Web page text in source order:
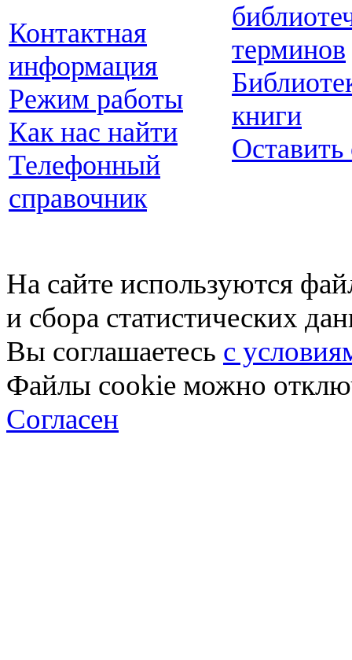
Контактная
информация
Режим работы
Как нас найти
Телефонный
справочник
терминов
книги
Оставить
На сайте используются
и сбора статистических
Вы соглашаетесь с
Файлы cookie можно
Согласен